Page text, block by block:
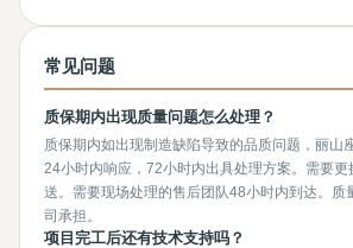
常见问题
质保期内出现质量问题怎么处理？
质保期内如出现制造缺陷导致的品质问题，丽山
24小时内响应，72小时内出具处理方案。需要
送。需要现场处理的售后团队48小时内到达。质
司承担。
项目完工后还有技术支持吗？